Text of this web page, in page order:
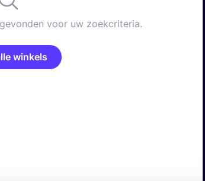
voor uw zoekcriteria.
winkels